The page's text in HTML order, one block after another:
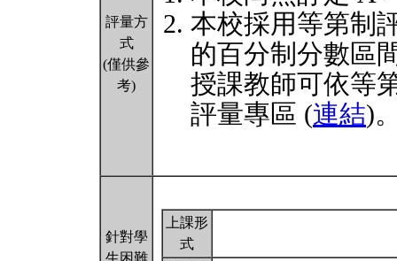
評量方
式
(僅供參
考)
本校採用等第制
的百分制分數區
授課教師可依等
評量專區 (連結)
針對學
生困難
上課形
式